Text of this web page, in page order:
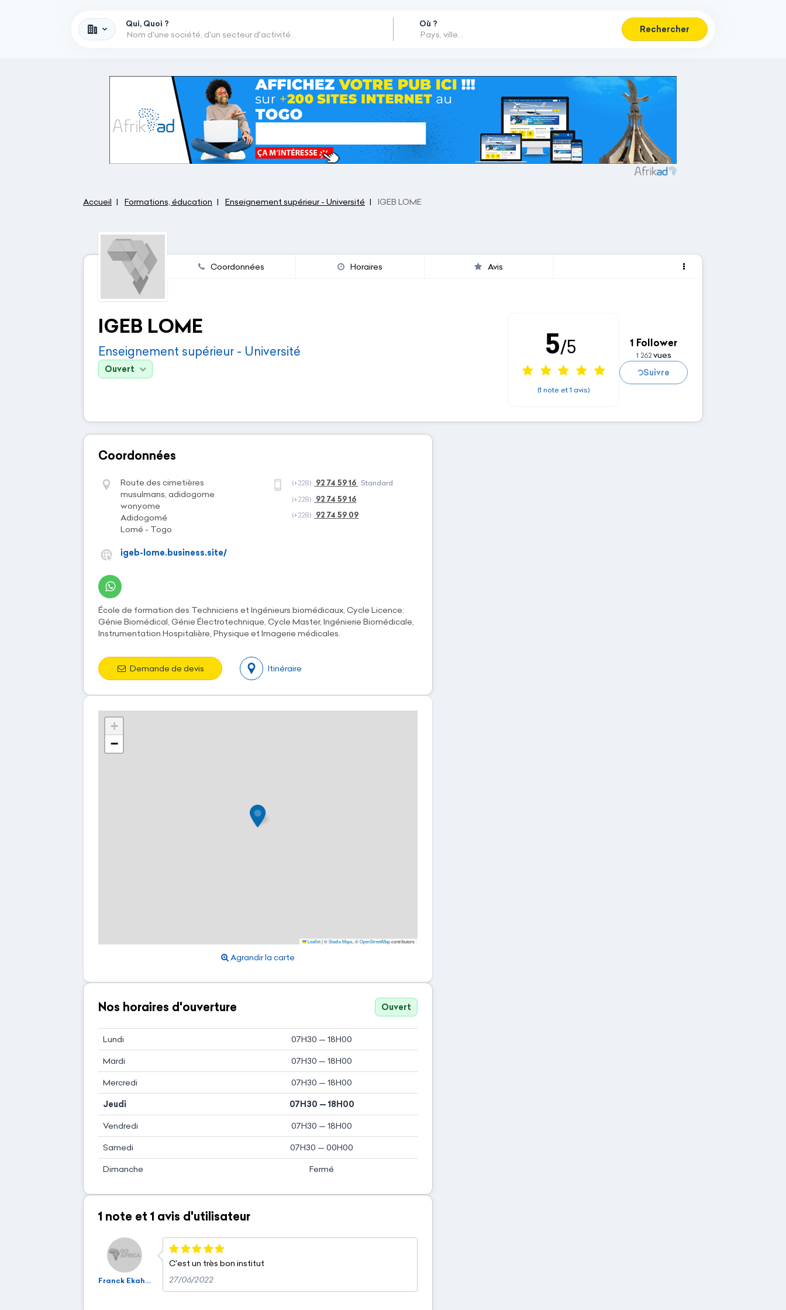
Qui, Quoi ? Où ?
Rechercher
Accueil Formations, éducation Enseignement supérieur - Université IGEB LOME
Coordonnées Horaires Avis
IGEB LOME
Enseignement supérieur - Université
Ouvert
5/5
(1 note et 1 avis)
1 Follower
1 262vues
Chargement... Suivre
Coordonnées
Route des cimetières
musulmans, adidogome
wonyome
Adidogomé
Lomé - Togo
igeb-lome.business.site/
(+228) 92 74 59 16 Standard
(+228) 92 74 59 16
(+228) 92 74 59 09
École de formation des Techniciens et Ingénieurs biomédicaux, Cycle Licence:
Génie Biomédical, Génie Électrotechnique, Cycle Master, Ingénierie Biomédicale,
Instrumentation Hospitalière, Physique et Imagerie médicales.
Demande de devis Itinéraire
+
−
Leaflet |©Stadia Maps , ©OpenStreetMapcontributors
Agrandir la carte
Nos horaires d'ouverture Ouvert
Lundi 07H30 — 18H00
Mardi 07H30 — 18H00
Mercredi 07H30 — 18H00
Jeudi 07H30 — 18H00
Vendredi 07H30 — 18H00
Samedi 07H30 — 00H00
Dimanche Fermé
1 note et1 avis d'utilisateur
Franck Ekahoho
C'est un très bon institut
27/06/2022